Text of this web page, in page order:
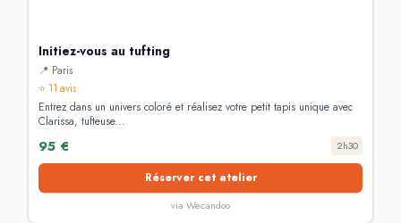
Initiez-vous au tufting
📍 Paris
⭐ 11 avis
Entrez dans un univers coloré et réalisez votre petit tapis unique avec
Clarissa, tufteuse...
95 € 2h30
Réserver cet atelier
via Wecandoo